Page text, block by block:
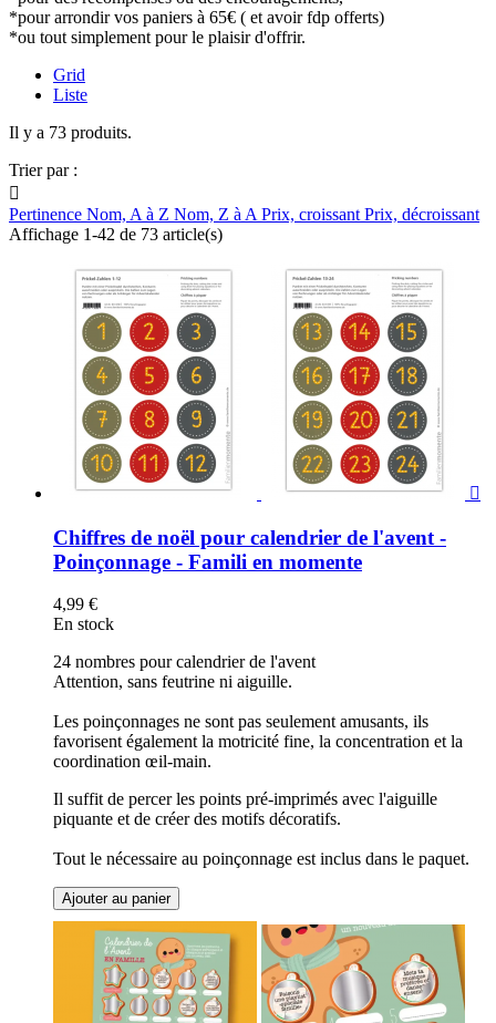
*pour arrondir vos paniers à 65€ ( et avoir fdp offerts)
*ou tout simplement pour le plaisir d'offrir.
Grid
Liste
Il y a 73 produits.
Trier par :

Pertinence Nom, A à Z Nom, Z à A Prix, croissant Prix, décroissant
Affichage 1-42 de 73 article(s)

Chiffres de noël pour calendrier de l'avent -
Poinçonnage - Famili en momente
4,99 €
En stock
24 nombres pour calendrier de l'avent
Attention, sans feutrine ni aiguille.
Les poinçonnages ne sont pas seulement amusants, ils
favorisent également la motricité fine, la concentration et la
coordination œil-main.
Il suffit de percer les points pré-imprimés avec l'aiguille
piquante et de créer des motifs décoratifs.
Tout le nécessaire au poinçonnage est inclus dans le paquet.
Ajouter au panier